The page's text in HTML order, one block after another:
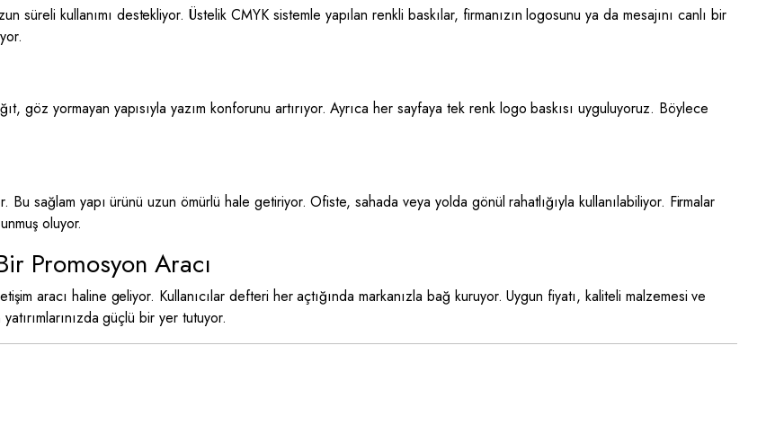
süreli kullanımı destekliyor. Üstelik CMYK sistemle yapılan renkli baskılar, firmanızın logosunu ya da mesajını canlı bir
göz yormayan yapısıyla yazım konforunu artırıyor. Ayrıca her sayfaya tek renk logo baskısı uyguluyoruz. Böylece
Bu sağlam yapı ürünü uzun ömürlü hale getiriyor. Ofiste, sahada veya yolda gönül rahatlığıyla kullanılabiliyor. Firmalar
oluyor.
Promosyon Aracı
aracı haline geliyor. Kullanıcılar defteri her açtığında markanızla bağ kuruyor. Uygun fiyatı, kaliteli malzemesi ve
güçlü bir yer tutuyor.